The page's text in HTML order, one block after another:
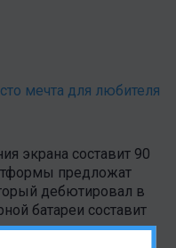
мечта для любителя
экрана составит 90
предложат
дебютировал в
батареи составит
зарядку мощностью